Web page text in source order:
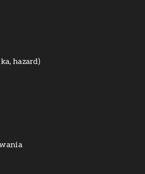
hazard)